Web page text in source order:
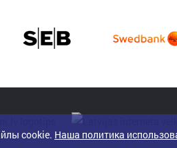
cookie. Наша политика